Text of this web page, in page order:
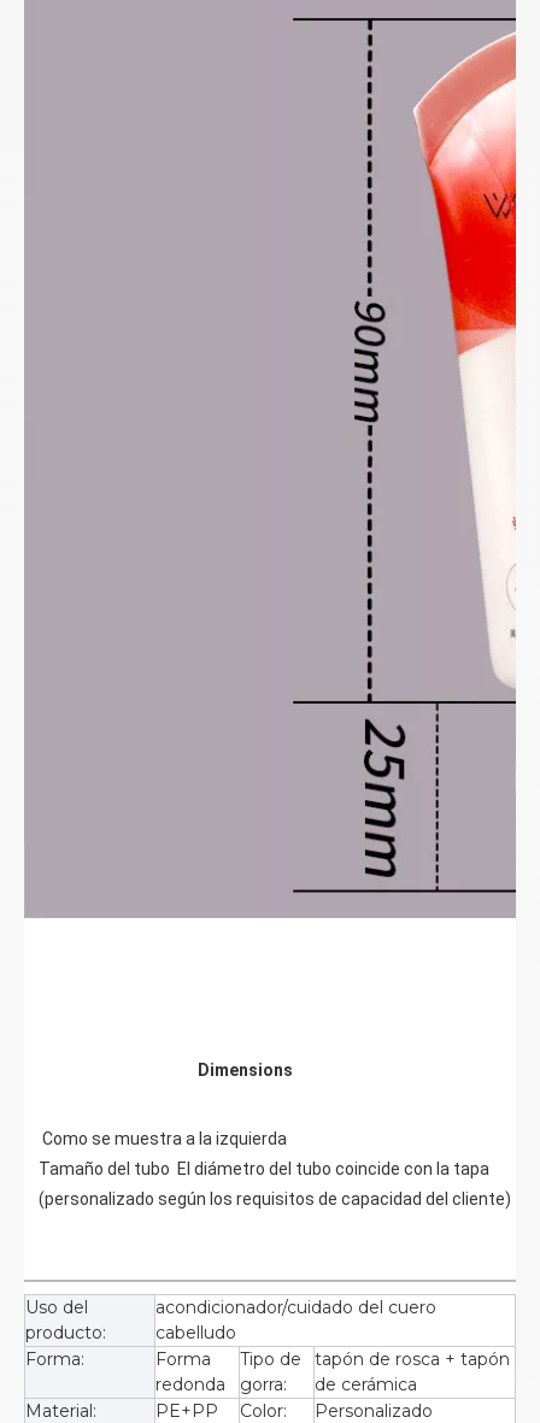
Dimensions
Tamaño del tubo  El diámetro del tubo coincide con la tapa
(personalizado según los requisitos de capacidad del cliente)
Uso del
producto:
acondicionador/cuidado del cuero
cabelludo
Forma:
Forma
redonda
Tipo de
gorra:
tapón de rosca + tapón
de cerámica
Material:
PE+PP Color:
Personalizado